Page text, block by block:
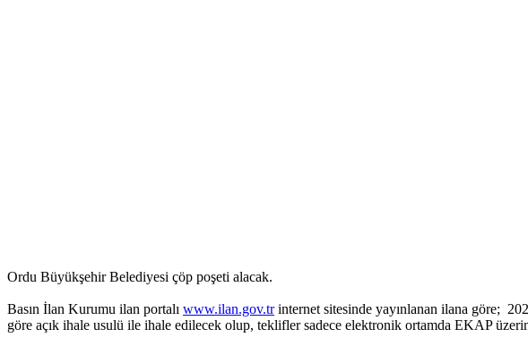
Ordu Büyükşehir Belediyesi çöp poşeti alacak.
Basın İlan Kurumu ilan portalı www.ilan.gov.trinternet sitesinde yayınlanan ilana göre;
göre açık ihale usulü ile ihale edilecek olup, teklifler sadece elektronik ortamda EKAP